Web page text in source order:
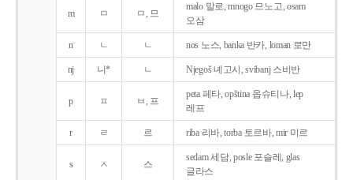
m ㅁ ㅁ, 므
malo 말로, mnogo 므노고, osam
오삼
n ㄴ ㄴ nos 노스, banka 반카, loman 로만
nj 니* ㄴ Njegoš 녜고시, svibanj 스비반
p ㅍ ㅂ, 프
peta 페타, opština 옵슈티나, lep
레프
r ㄹ 르 riba 리바, torba 토르바, mir 미르
s ㅅ 스
sedam 세담, posle 포슬레, glas
글라스